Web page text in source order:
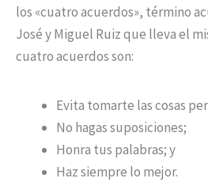
los «cuatro acuerdos», término
José y Miguel Ruiz que lleva el
cuatro acuerdos son:
Evita tomarte las cosas
No hagas suposiciones;
Honra tus palabras; y
Haz siempre lo mejor.